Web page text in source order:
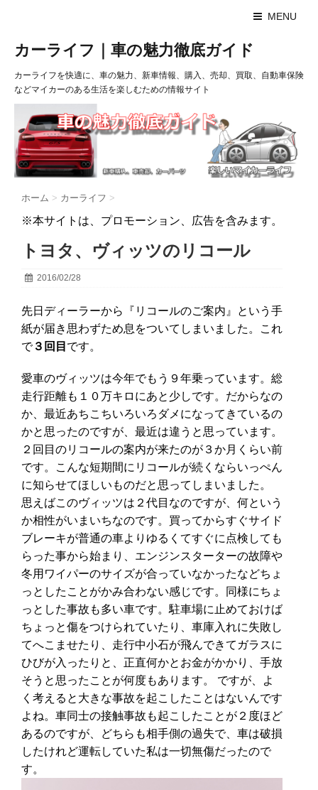
MENU
カーライフ｜車の魅力徹底ガイド
カーライフを快適に、車の魅力、新車情報、購入、売却、買取、自動車保険
などマイカーのある生活を楽しむための情報サイト
ホーム > カーライフ >
※本サイトは、プロモーション、広告を含みます。
トヨタ、ヴィッツのリコール
2016/02/28
先日ディーラーから『リコールのご案内』という手
紙が届き思わずため息をついてしまいました。これ
で３回目 です。
愛車のヴィッツは今年でもう９年乗っています。総
走行距離も１０万キロにあと少しです。だからなの
か、最近あちこちいろいろダメになってきているの
かと思ったのですが、最近は違うと思っています。
２回目のリコールの案内が来たのが３か月くらい前
です。こんな短期間にリコールが続くならいっぺん
に知らせてほしいものだと思ってしまいました。
思えばこのヴィッツは２代目なのですが、何という
か相性がいまいちなのです。買ってからすぐサイド
ブレーキが普通の車よりゆるくてすぐに点検しても
らった事から始まり、エンジンスターターの故障や
冬用ワイパーのサイズが合っていなかったなどちょ
っとしたことがかみ合わない感じです。同様にちょ
っとした事故も多い車です。駐車場に止めておけば
ちょっと傷をつけられていたり、車庫入れに失敗し
てへこませたり、走行中小石が飛んできてガラスに
ひびが入ったりと、正直何かとお金がかかり、手放
そうと思ったことが何度もあります。 ですが、よ
く考えると大きな事故を起こしたことはないんです
よね。車同士の接触事故も起こしたことが２度ほど
あるのですが、どちらも相手側の過失で、車は破損
したけれど運転していた私は一切無傷だったので
す。